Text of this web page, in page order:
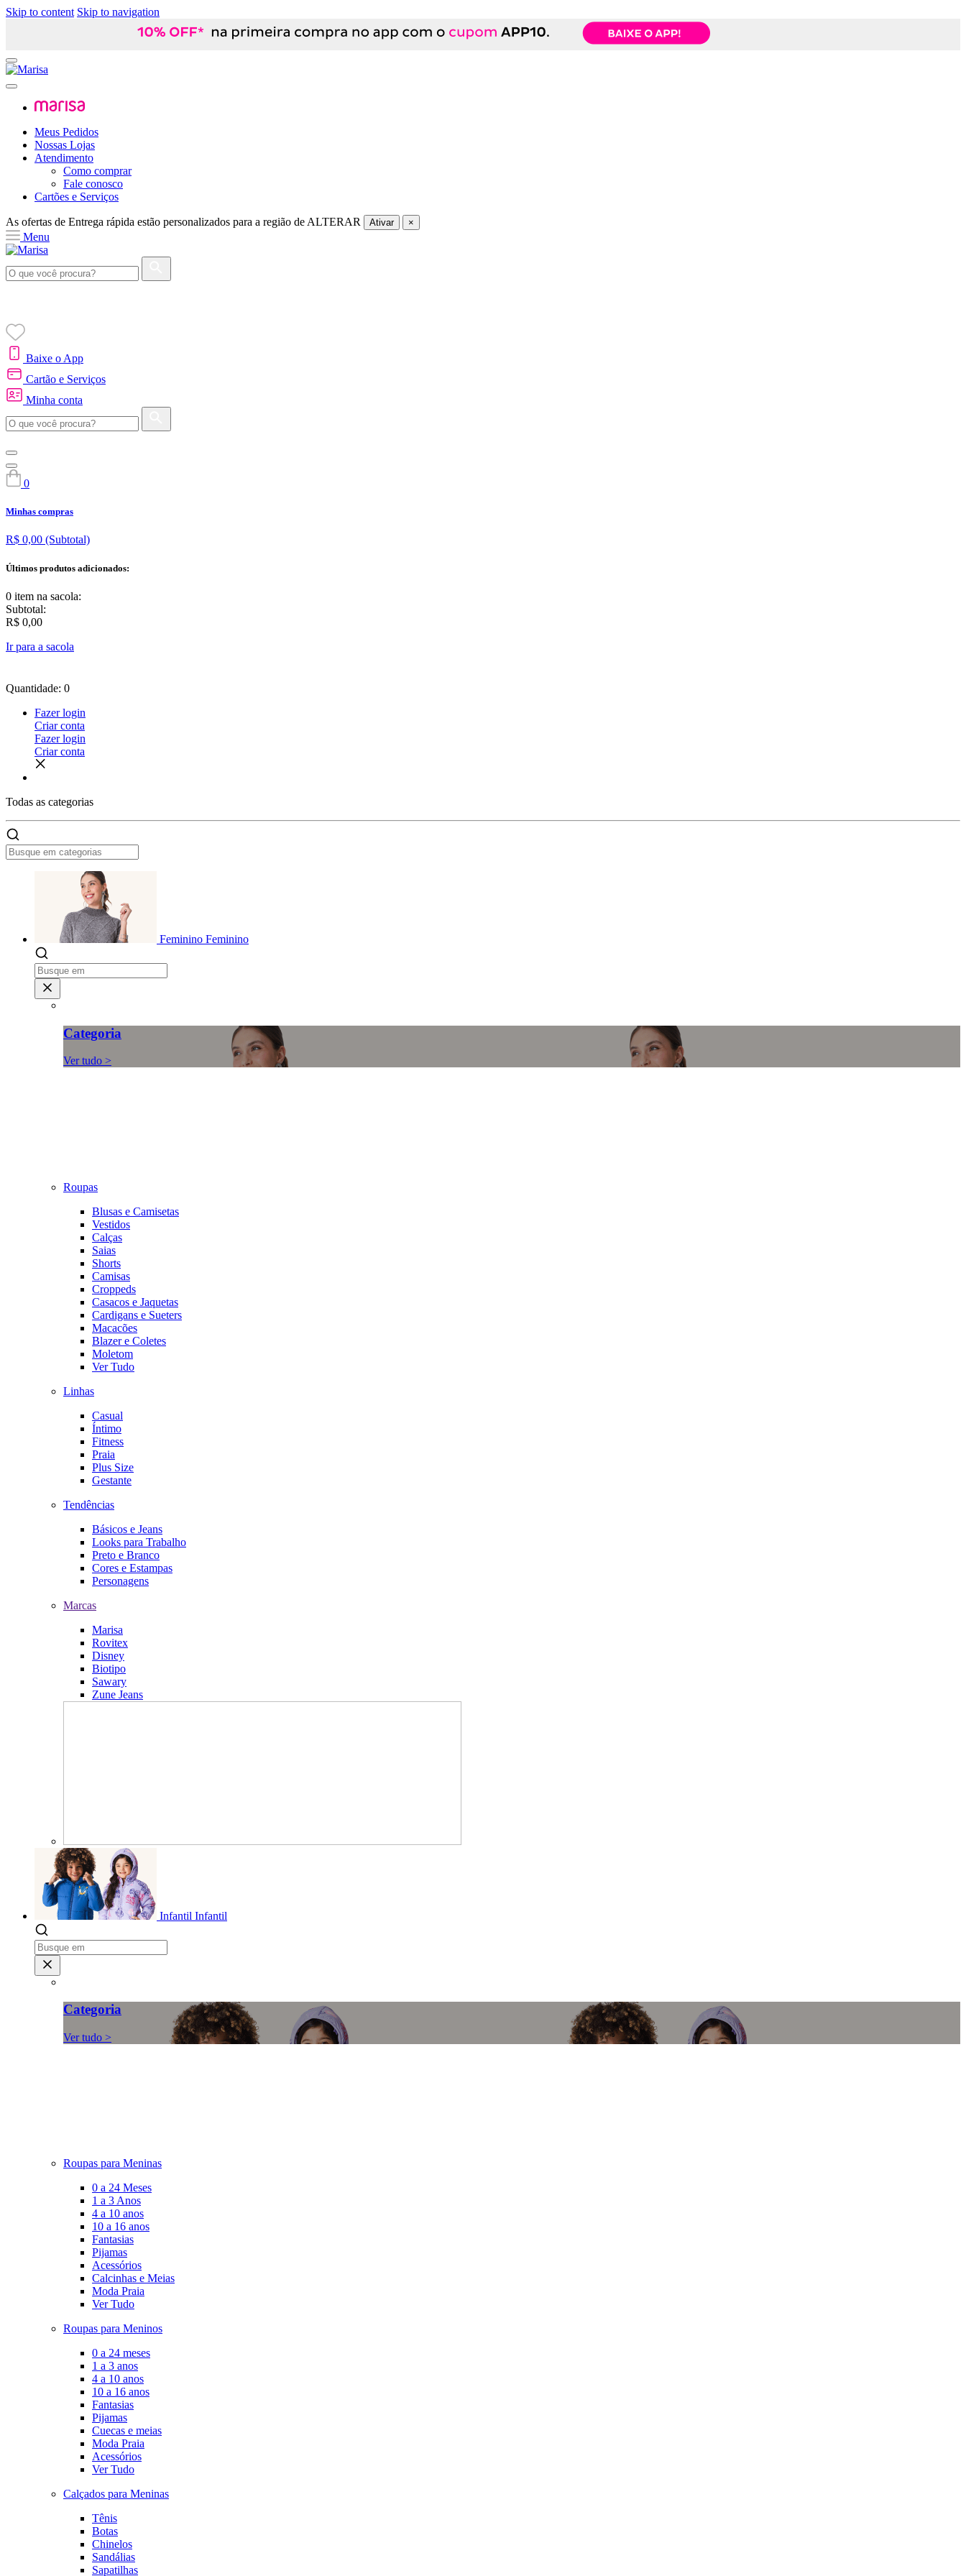
Skip to content Skip to navigation
Meus Pedidos
Nossas Lojas
Atendimento
Como comprar
Fale conosco
Cartões e Serviços
As ofertas de Entrega rápida estão personalizados para a região de ALTERAR Ativar ×
Menu
Baixe o App
Cartão e Serviços
Minha conta
0
Minhas compras
R$ 0,00 (Subtotal)
Últimos produtos adicionados:
0 item na sacola:
Subtotal:
R$ 0,00
Ir para a sacola
Quantidade: 0
Fazer login
Criar conta
Fazer login
Criar conta
Todas as categorias
Feminino Feminino
Categoria
Ver tudo >
Roupas
Blusas e Camisetas
Vestidos
Calças
Saias
Shorts
Camisas
Croppeds
Casacos e Jaquetas
Cardigans e Sueters
Macacões
Blazer e Coletes
Moletom
Ver Tudo
Linhas
Casual
Íntimo
Fitness
Praia
Plus Size
Gestante
Tendências
Básicos e Jeans
Looks para Trabalho
Preto e Branco
Cores e Estampas
Personagens
Marcas
Marisa
Rovitex
Disney
Biotipo
Sawary
Zune Jeans
Infantil Infantil
Categoria
Ver tudo >
Roupas para Meninas
0 a 24 Meses
1 a 3 Anos
4 a 10 anos
10 a 16 anos
Fantasias
Pijamas
Acessórios
Calcinhas e Meias
Moda Praia
Ver Tudo
Roupas para Meninos
0 a 24 meses
1 a 3 anos
4 a 10 anos
10 a 16 anos
Fantasias
Pijamas
Cuecas e meias
Moda Praia
Acessórios
Ver Tudo
Calçados para Meninas
Tênis
Botas
Chinelos
Sandálias
Sapatilhas